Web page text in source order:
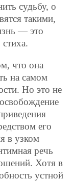
судьбу, о
такими,
— это
что она
на самом
Но это не
его
в узком
речь
Хотя в
устной